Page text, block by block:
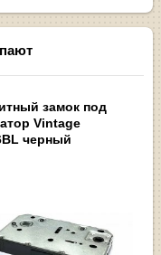
замок под
Vintage
черный